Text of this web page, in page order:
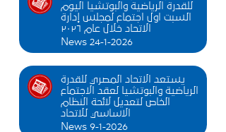
للقدرة الرياضية والبوتشيا اليوم
السبت اول اجتماع لمجلس إدارة
الاتحاد خلال عام ٢٠٢٦
News 24-1-2026
يستعد الاتحاد المصري للقدرة
الرياضية والبوتشيا لعقد الاجتماع
الخاص لتعديل لائحة النظام
الاساسي للاتحاد
News 9-1-2026